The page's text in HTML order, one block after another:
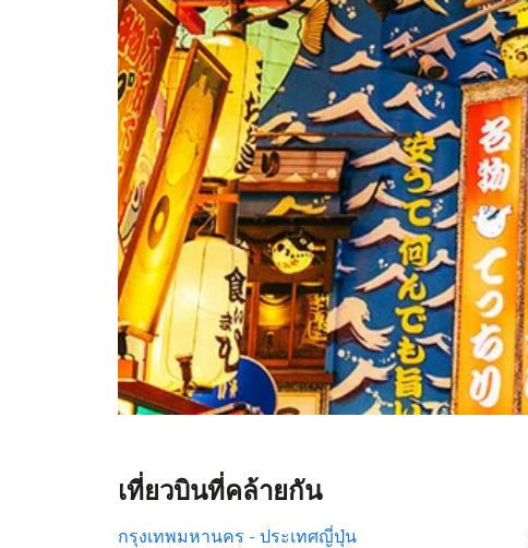
เที่ยวบินที่คล้ายกัน
กรุงเทพมหานคร - ประเทศญี่ปุ่น